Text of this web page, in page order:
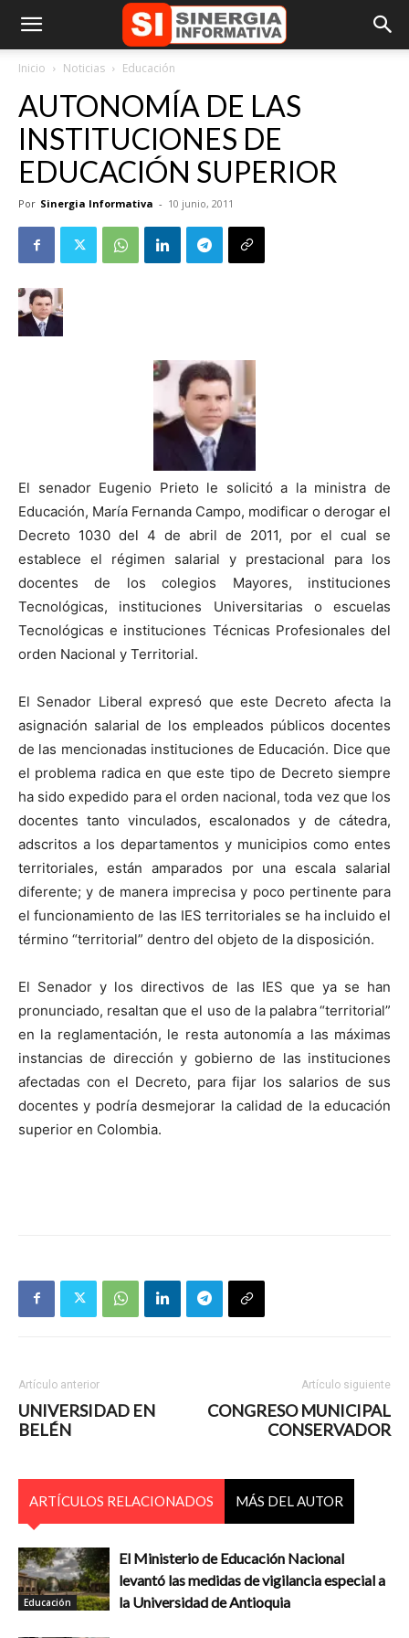
Inicio Noticias Educación
AUTONOMÍA DE LAS
INSTITUCIONES DE
EDUCACIÓN SUPERIOR
Por Sinergia Informativa - 10 junio, 2011
El senador Eugenio Prieto le solicitó a la ministra de
Educación, María Fernanda Campo, modificar o derogar el
Decreto 1030 del 4 de abril de 2011, por el cual se
establece el régimen salarial y prestacional para los
docentes de los colegios Mayores, instituciones
Tecnológicas, instituciones Universitarias o escuelas
Tecnológicas e instituciones Técnicas Profesionales del
orden Nacional y Territorial.
El Senador Liberal expresó que este Decreto afecta la
asignación salarial de los empleados públicos docentes
de las mencionadas instituciones de Educación. Dice que
el problema radica en que este tipo de Decreto siempre
ha sido expedido para el orden nacional, toda vez que los
docentes tanto vinculados, escalonados y de cátedra,
adscritos a los departamentos y municipios como entes
territoriales, están amparados por una escala salarial
diferente; y de manera imprecisa y poco pertinente para
el funcionamiento de las IES territoriales se ha incluido el
término “territorial” dentro del objeto de la disposición.
El Senador y los directivos de las IES que ya se han
pronunciado, resaltan que el uso de la palabra“territorial”
en la reglamentación, le resta autonomía a las máximas
instancias de dirección y gobierno de las instituciones
afectadas con el Decreto, para fijar los salarios de sus
docentes y podría desmejorar la calidad de la educación
superior en Colombia.
Artículo anterior
UNIVERSIDAD EN
BELÉN
Artículo siguiente
CONGRESO MUNICIPAL
CONSERVADOR
ARTÍCULOS RELACIONADOS MÁS DEL AUTOR
Educación
El Ministerio de Educación Nacional
levantó las medidas de vigilancia especial a
la Universidad de Antioquia